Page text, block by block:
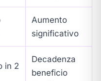
Aumento
significativo
in 2
Decadenza
beneficio